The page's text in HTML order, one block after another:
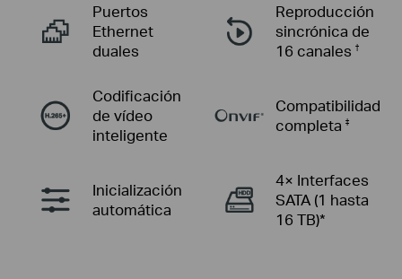
Puertos
Ethernet
duales
Reproducción
sincrónica de
16 canales†
Codificación
de vídeo
inteligente
Compatibilidad
completa‡
Inicialización
automática
4× Interfaces
SATA (1 hasta
16 TB)*